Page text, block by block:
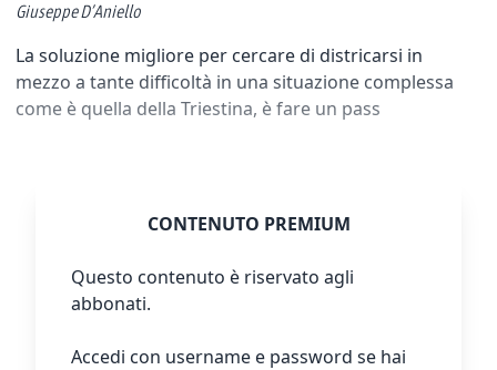
Giuseppe D’Aniello
La soluzione migliore per cercare di districarsi in
mezzo a tante difficoltà in una situazione complessa
come è quella della Triestina, è fare un pass
CONTENUTO PREMIUM
Questo contenuto è riservato agli
abbonati.
Accedi con username e password se hai